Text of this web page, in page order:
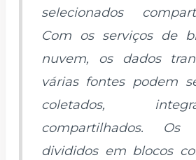
selecionados
Com os serviços de
nuvem, os dados
várias fontes podem
coletados,
compartilhados.
divididos em blocos